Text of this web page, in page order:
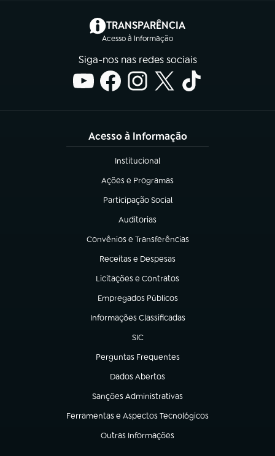
TRANSPARÊNCIA
Acesso à Informação
(abre em nova aba)
Siga-nos nas redes sociais
Acesso à Informação
Institucional
(abre em nova aba)
Ações e Programas
(abre em nova aba)
Participação Social
(abre em nova aba)
Auditorias
(abre em nova aba)
Convênios e Transferências
(abre em nova aba)
Receitas e Despesas
(abre em nova aba)
Licitações e Contratos
(abre em nova aba)
Empregados Públicos
(abre em nova aba)
Informações Classificadas
(abre em nova aba)
SIC
(abre em nova aba)
Perguntas Frequentes
(abre em nova aba)
Dados Abertos
(abre em nova aba)
Sanções Administrativas
(abre em nova aba)
Ferramentas e Aspectos Tecnológicos
(abre em nova aba)
Outras Informações
(abre em nova aba)